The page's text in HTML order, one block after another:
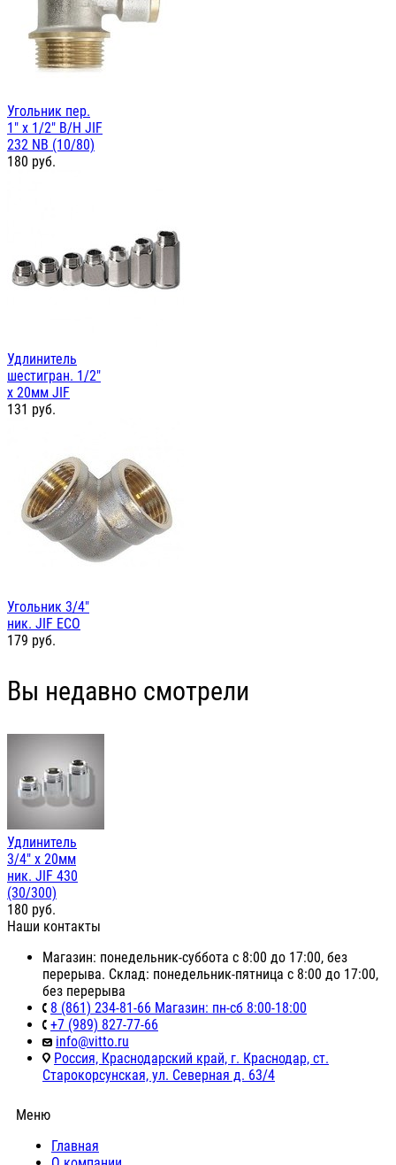
Угольник пер.
1" х 1/2" В/Н JIF
232 NB (10/80)
180 руб.
Удлинитель
шестигран. 1/2"
х 20мм JIF
131 руб.
Угольник 3/4"
ник. JIF ЕСО
179 руб.
Вы недавно смотрели
Удлинитель
3/4" х 20мм
ник. JIF 430
(30/300)
180 руб.
Наши контакты
Магазин: понедельник-суббота с 8:00 до 17:00, без
перерыва. Склад: понедельник-пятница с 8:00 до 17:00,
без перерыва
8 (861) 234-81-66 Магазин: пн-сб 8:00-18:00
+7 (989) 827-77-66
info@vitto.ru
Россия, Краснодарский край, г. Краснодар, ст.
Старокорсунская, ул. Северная д. 63/4
Меню
Главная